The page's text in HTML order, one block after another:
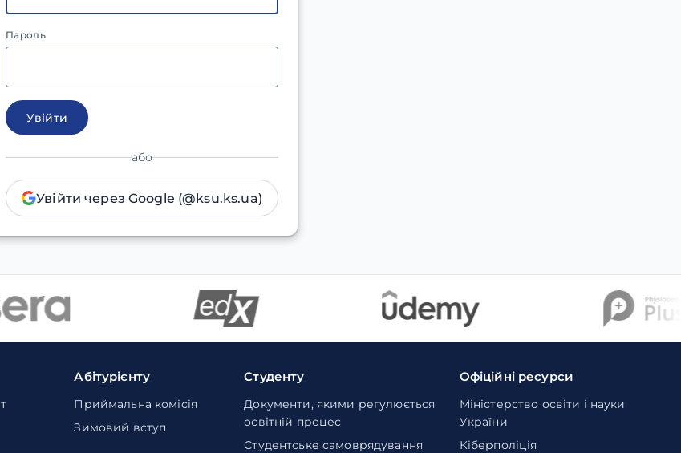
Пароль
Увійти
або
Увійти через Google (@ksu.ks.ua)
Абітурієнту
Приймальна комісія
Зимовий вступ
Студенту
Документи, якими регулюється
освітній процес
Студентське самоврядування
Офіційні ресурси
Міністерство освіти і науки
України
Кіберполіція